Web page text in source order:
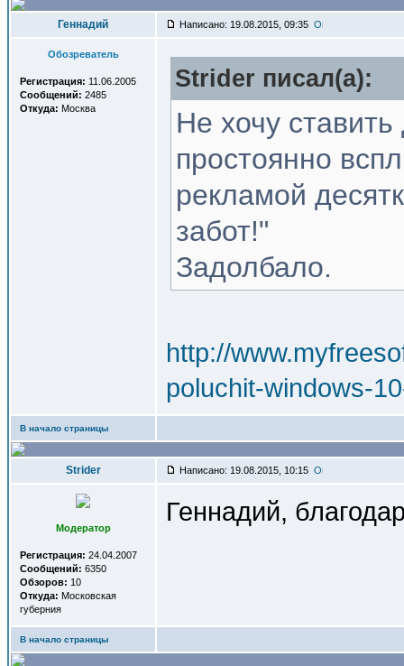
Геннадий Написано: 19.08.2015, 09:35
Обозреватель
Регистрация: 11.06.2005
Сообщений: 2485
Откуда: Москва
Strider писал(a):
Не хочу
простоянно
рекламой
забот!"
Задолбало.
http://
poluchit-windows-
В начало страницы
Strider Написано: 19.08.2015, 10:15
Модератор
Регистрация: 24.04.2007
Сообщений: 6350
Обзоров: 10
Откуда: Московская
губерния
Геннадий,
В начало страницы